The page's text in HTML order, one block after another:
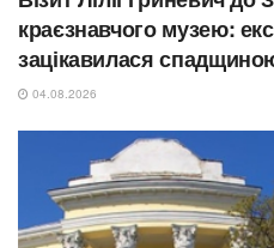
краєзнавчого музею:
зацікавилася
04.08.2026